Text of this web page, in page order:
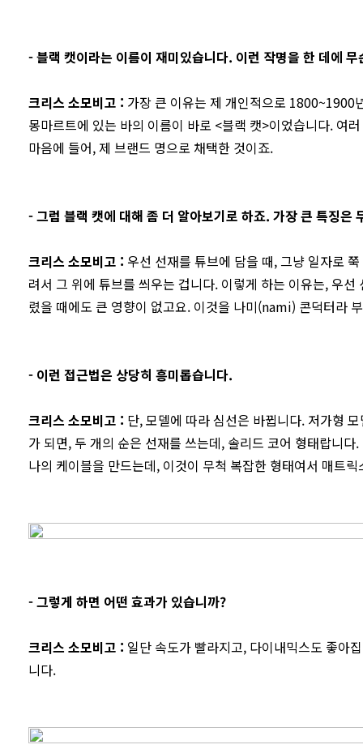
- 블랙 캣이라는 이름이 재미있습니다. 이런 작명을 한 데에
크리스 소모비고 : 가장 큰 이유는 제 개인적으로 1800~1900
몽마르트에 있는 바의 이름이 바로 <블랙 캣>이었습니다. 여
마음에 들어, 제 브랜드 명으로 채택한 것이죠.
- 그럼 블랙 캣에 대해 좀 더 알아보기로 하죠. 가장 큰 특징은
크리스 소모비고 : 우선 선재를 튜브에 담을 때, 그냥 일자로
려서 그 위에 튜브를 씌우는 겁니다. 이렇게 하는 이유는, 우
렸을 때에도 큰 영향이 없고요. 이것을 나미(nami) 콘덕터라
- 이런 접근법은 상당히 흥미롭습니다.
크리스 소모비고 : 단, 모델에 따라 심선은 바뀝니다. 저가형
가 되면, 두 개의 순은 선재를 쓰는데, 솔리드 코어 형태랍니
나의 케이블을 만드는데, 이것이 무척 복잡한 형태여서 매트
- 그렇게 하면 어떤 효과가 있습니까?
크리스 소모비고 : 일단 속도가 빨라지고, 다이내믹스도 좋아
니다.